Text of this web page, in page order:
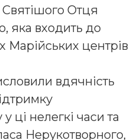
Святішого Отця
яка входить до
Марійських центрів
вдячність
ці нелегкі часи та
Нерукотворного,